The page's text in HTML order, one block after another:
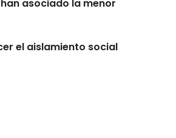
asociado la menor
el aislamiento social